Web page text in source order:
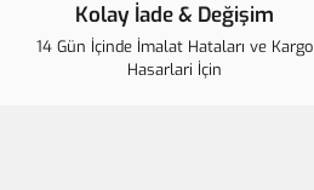
Kolay İade & Değişim
14 Gün İçinde İmalat Hataları ve Kargo
Hasarlari İçin